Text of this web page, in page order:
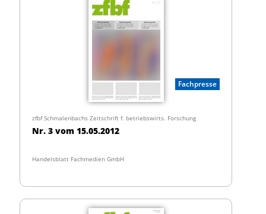
Fachpresse
zfbf Schmalenbachs Zeitschrift f. betriebswirts. Forschung
Nr. 3 vom 15.05.2012
Handelsblatt Fachmedien GmbH